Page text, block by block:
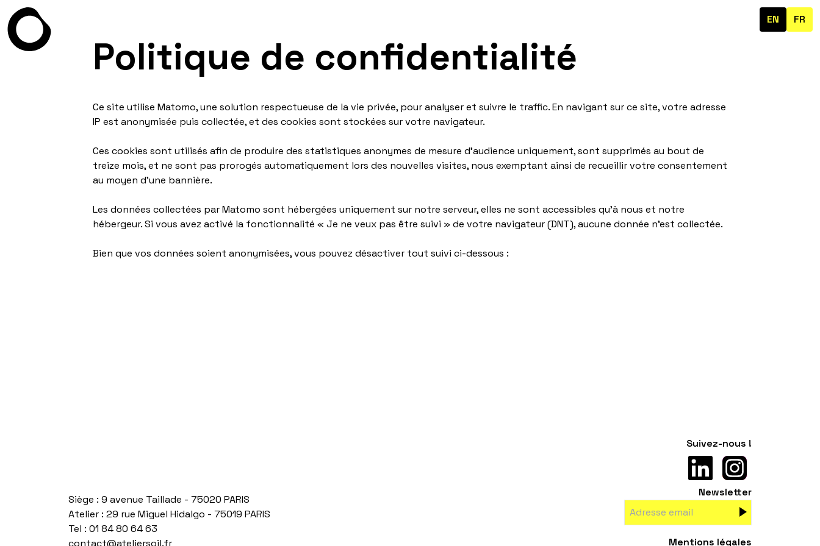
EN FR
Politique de confidentialité
Ce site utilise Matomo, une solution respectueuse de la vie privée, pour analyser et suivre le traffic. En navigant sur ce site, votre adresse
IP est anonymisée puis collectée, et des cookies sont stockées sur votre navigateur.
Ces cookies sont utilisés afin de produire des statistiques anonymes de mesure d'audience uniquement, sont supprimés au bout de
treize mois, et ne sont pas prorogés automatiquement lors des nouvelles visites, nous exemptant ainsi de recueillir votre consentement
au moyen d'une bannière.
Les données collectées par Matomo sont hébergées uniquement sur notre serveur, elles ne sont accessibles qu'à nous et notre
hébergeur. Si vous avez activé la fonctionnalité « Je ne veux pas être suivi » de votre navigateur (DNT), aucune donnée n'est collectée.
Bien que vos données soient anonymisées, vous pouvez désactiver tout suivi ci-dessous :
Siège : 9 avenue Taillade - 75020 PARIS
Atelier : 29 rue Miguel Hidalgo - 75019 PARIS
Tel : 01 84 80 64 63
contact@ateliersoil.fr
Suivez-nous !
Newsletter
Mentions légales